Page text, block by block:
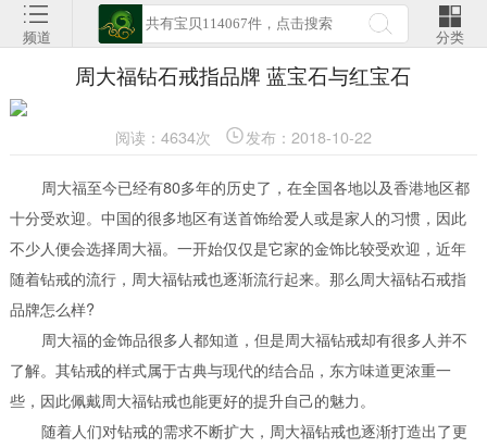
频道 分类
周大福钻石戒指品牌 蓝宝石与红宝石
阅读：4634次 发布：2018-10-22
周大福至今已经有80多年的历史了，在全国各地以及香港地区都
十分受欢迎。中国的很多地区有送首饰给爱人或是家人的习惯，因此
不少人便会选择周大福。一开始仅仅是它家的金饰比较受欢迎，近年
随着钻戒的流行，周大福钻戒也逐渐流行起来。那么周大福钻石戒指
品牌怎么样?
周大福的金饰品很多人都知道，但是周大福钻戒却有很多人并不
了解。其钻戒的样式属于古典与现代的结合品，东方味道更浓重一
些，因此佩戴周大福钻戒也能更好的提升自己的魅力。
随着人们对钻戒的需求不断扩大，周大福钻戒也逐渐打造出了更